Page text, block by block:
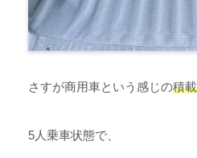
さすが商用車という感じの積
5人乗車状態で、